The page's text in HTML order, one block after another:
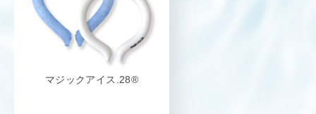
マジックアイス.28®